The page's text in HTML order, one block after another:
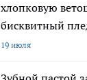
хлопковую
бисквитный
19 июля